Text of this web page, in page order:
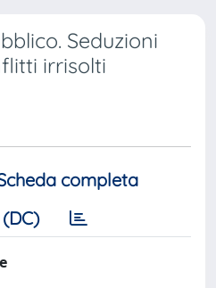
Seduzioni
irrisolti
completa